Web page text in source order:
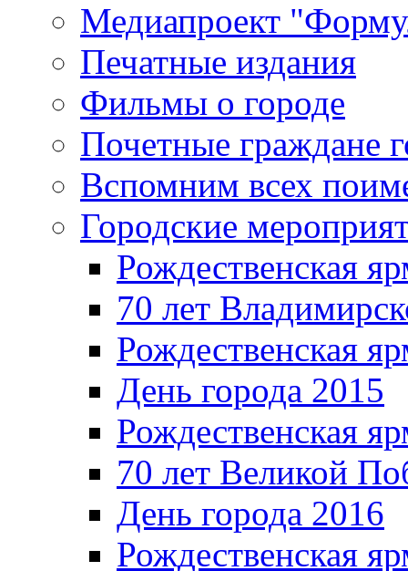
Медиапроект
Печатные издания
Фильмы о городе
Почетные граждане
Вспомним всех
Городские
Рождественская
70 лет
Рождественская
День города 2015
Рождественская
70 лет Великой
День города 2016
Рождественская